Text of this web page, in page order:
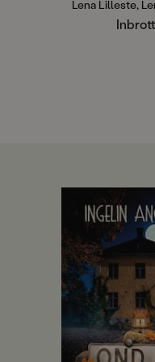
värdesaker – och
ner i källaren … Nu
Lena Lilleste,
OM BOKEN
Fristående
Elvira har varit
saker förut. På
fyren. Så hon
den här gången är
känns annorlunda
en bil med
på skolgården dras
mystiska
dyker siffrorna